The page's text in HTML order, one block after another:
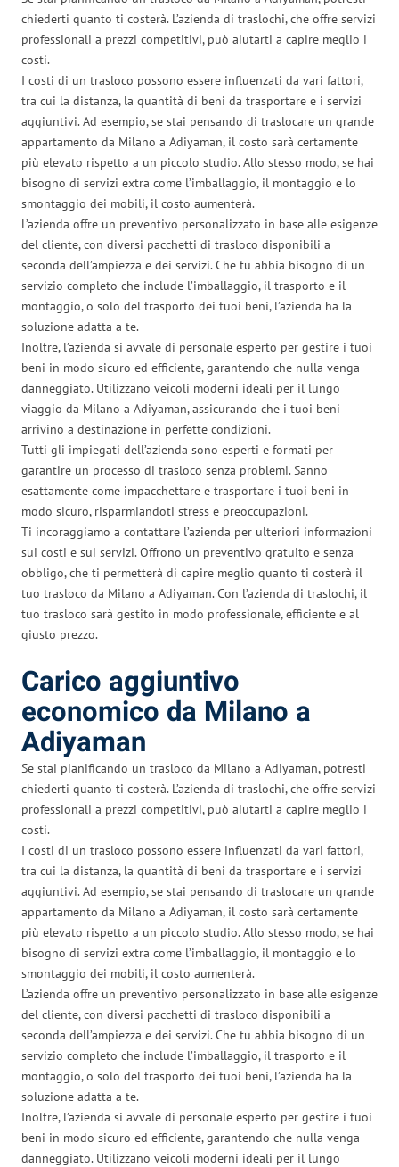
chiederti quanto ti costerà. L’azienda di traslochi, che offre servizi
professionali a prezzi competitivi, può aiutarti a capire meglio i
costi.
I costi di un trasloco possono essere influenzati da vari fattori,
tra cui la distanza, la quantità di beni da trasportare e i servizi
aggiuntivi. Ad esempio, se stai pensando di traslocare un grande
appartamento da Milano a Adiyaman, il costo sarà certamente
più elevato rispetto a un piccolo studio. Allo stesso modo, se hai
bisogno di servizi extra come l’imballaggio, il montaggio e lo
smontaggio dei mobili, il costo aumenterà.
L’azienda offre un preventivo personalizzato in base alle esigenze
del cliente, con diversi pacchetti di trasloco disponibili a
seconda dell’ampiezza e dei servizi. Che tu abbia bisogno di un
servizio completo che include l’imballaggio, il trasporto e il
montaggio, o solo del trasporto dei tuoi beni, l’azienda ha la
soluzione adatta a te.
Inoltre, l’azienda si avvale di personale esperto per gestire i tuoi
beni in modo sicuro ed efficiente, garantendo che nulla venga
danneggiato. Utilizzano veicoli moderni ideali per il lungo
viaggio da Milano a Adiyaman, assicurando che i tuoi beni
arrivino a destinazione in perfette condizioni.
Tutti gli impiegati dell’azienda sono esperti e formati per
garantire un processo di trasloco senza problemi. Sanno
esattamente come impacchettare e trasportare i tuoi beni in
modo sicuro, risparmiandoti stress e preoccupazioni.
Ti incoraggiamo a contattare l’azienda per ulteriori informazioni
sui costi e sui servizi. Offrono un preventivo gratuito e senza
obbligo, che ti permetterà di capire meglio quanto ti costerà il
tuo trasloco da Milano a Adiyaman. Con l’azienda di traslochi, il
tuo trasloco sarà gestito in modo professionale, efficiente e al
giusto prezzo.
Carico aggiuntivo
economico da Milano a
Adiyaman
Se stai pianificando un trasloco da Milano a Adiyaman, potresti
chiederti quanto ti costerà. L’azienda di traslochi, che offre servizi
professionali a prezzi competitivi, può aiutarti a capire meglio i
costi.
I costi di un trasloco possono essere influenzati da vari fattori,
tra cui la distanza, la quantità di beni da trasportare e i servizi
aggiuntivi. Ad esempio, se stai pensando di traslocare un grande
appartamento da Milano a Adiyaman, il costo sarà certamente
più elevato rispetto a un piccolo studio. Allo stesso modo, se hai
bisogno di servizi extra come l’imballaggio, il montaggio e lo
smontaggio dei mobili, il costo aumenterà.
L’azienda offre un preventivo personalizzato in base alle esigenze
del cliente, con diversi pacchetti di trasloco disponibili a
seconda dell’ampiezza e dei servizi. Che tu abbia bisogno di un
servizio completo che include l’imballaggio, il trasporto e il
montaggio, o solo del trasporto dei tuoi beni, l’azienda ha la
soluzione adatta a te.
Inoltre, l’azienda si avvale di personale esperto per gestire i tuoi
beni in modo sicuro ed efficiente, garantendo che nulla venga
danneggiato. Utilizzano veicoli moderni ideali per il lungo